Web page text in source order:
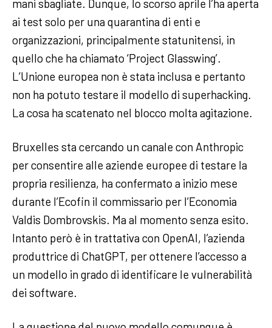
mani sbagliate. Dunque, lo scorso aprile l’ha aperta
ai test solo per una quarantina di enti e
organizzazioni, principalmente statunitensi, in
quello che ha chiamato ‘Project Glasswing’.
L’Unione europea non è stata inclusa e pertanto
non ha potuto testare il modello di superhacking.
La cosa ha scatenato nel blocco molta agitazione.
Bruxelles sta cercando un canale con Anthropic
per consentire alle aziende europee di testare la
propria resilienza, ha confermato a inizio mese
durante l’Ecofin il commissario per l’Economia
Valdis Dombrovskis. Ma al momento senza esito.
Intanto però è in trattativa con OpenAI, l’azienda
produttrice di ChatGPT, per ottenere l’accesso a
un modello in grado di identificare le vulnerabilità
dei software.